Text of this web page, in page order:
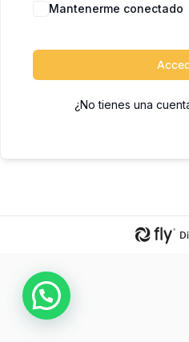
Mantenerme conectado
¿No tienes una